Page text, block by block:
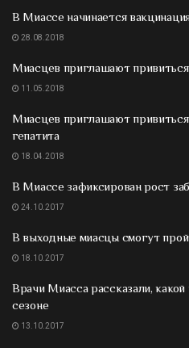
В Миассе начинается
28.08.2018
Миасцев приглашают
11.05.2018
Миасцев приглашают
гепатита
18.04.2018
В Миассе зафиксирован рост
24.10.2017
В выходные миасцы смогут
18.10.2017
Врачи Миасса рассказали,
сезоне
13.10.2017